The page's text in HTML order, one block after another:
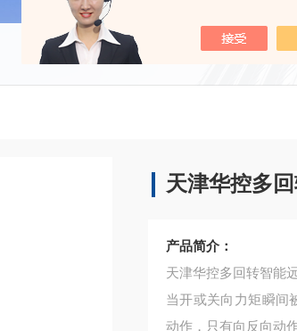
当前位置：
天津华控多
产品简介：
天津华控多回转智能
当开或关向力矩瞬间
动作，只有向反向动